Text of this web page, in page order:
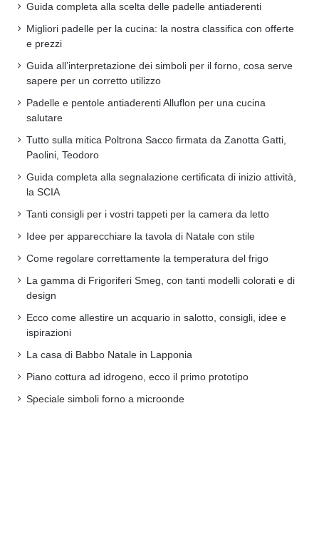
Guida completa alla scelta delle padelle antiaderenti
Migliori padelle per la cucina: la nostra classifica con offerte
e prezzi
Guida all’interpretazione dei simboli per il forno, cosa serve
sapere per un corretto utilizzo
Padelle e pentole antiaderenti Alluflon per una cucina
salutare
Tutto sulla mitica Poltrona Sacco firmata da Zanotta Gatti,
Paolini, Teodoro
Guida completa alla segnalazione certificata di inizio attività,
la SCIA
Tanti consigli per i vostri tappeti per la camera da letto
Idee per apparecchiare la tavola di Natale con stile
Come regolare correttamente la temperatura del frigo
La gamma di Frigoriferi Smeg, con tanti modelli colorati e di
design
Ecco come allestire un acquario in salotto, consigli, idee e
ispirazioni
La casa di Babbo Natale in Lapponia
Piano cottura ad idrogeno, ecco il primo prototipo
Speciale simboli forno a microonde